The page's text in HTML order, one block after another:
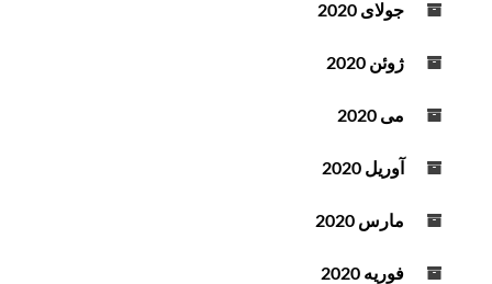
جولای 2020
ژوئن 2020
می 2020
آوریل 2020
مارس 2020
فوریه 2020